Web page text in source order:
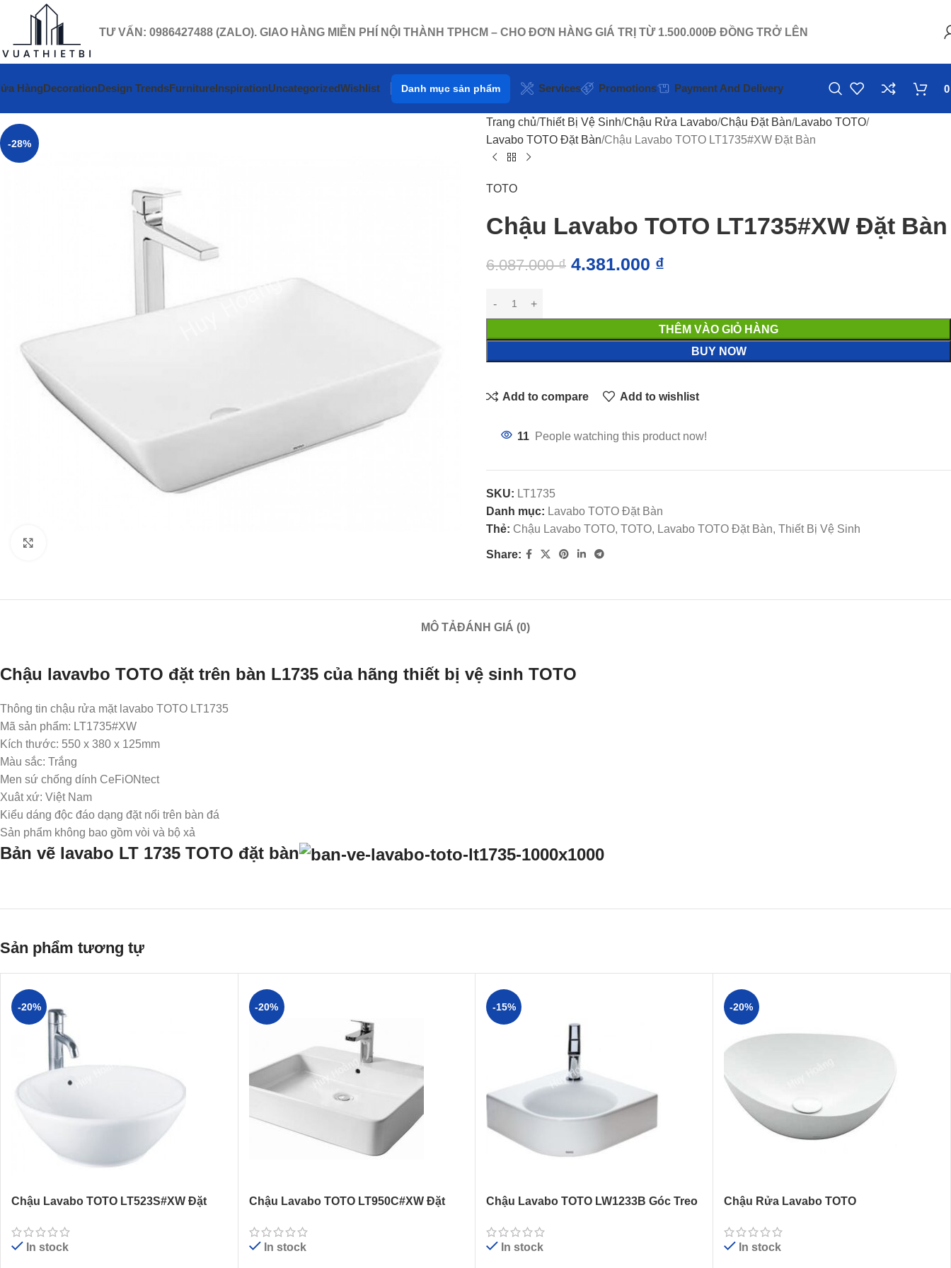
TƯ VẤN: 0986427488 (ZALO). GIAO HÀNG MIỄN PHÍ NỘI THÀNH TPHCM – CHO ĐƠN HÀNG GIÁ TRỊ TỪ 1.500.000Đ ĐỒNG TRỞ LÊN
HàngDecorationDesign TrendsFurnitureInspirationUncategorizedWishlist Danh mục sản phẩm Services Promotions Payment And Delivery
-28%
Trang chủ Thiết Bị Vệ Sinh Chậu Rửa Lavabo Chậu Đặt Bàn Lavabo TOTO
Lavabo TOTO Đặt Bàn Chậu Lavabo TOTO LT1735#XW Đặt Bàn
TOTO
Chậu Lavabo TOTO LT1735#XW Đặt Bàn
6.087.000₫ 4.381.000 ₫
THÊM VÀO GIỎ HÀNG
BUY NOW
Add to compare Add to wishlist
11 People watching this product now!
SKU: LT1735
Danh mục: Lavabo TOTO Đặt Bàn
Thẻ: Chậu Lavabo TOTO, TOTO, Lavabo TOTO Đặt Bàn, Thiết Bị Vệ Sinh
Share:
MÔ TẢĐÁNH GIÁ (0)
Chậu lavavbo TOTO đặt trên bàn L1735 của hãng thiết bị vệ sinh TOTO
Thông tin chậu rửa mặt lavabo TOTO LT1735
Mã sản phẩm: LT1735#XW
Kích thước: 550 x 380 x 125mm
Màu sắc: Trắng
Men sứ chống dính CeFiONtect
Xuât xứ: Việt Nam
Kiểu dáng độc đáo dạng đặt nổi trên bàn đá
Sản phẩm không bao gồm vòi và bộ xả
Bản vẽ lavabo LT 1735 TOTO đặt bàn
Sản phẩm tương tự
-20%
Chậu Lavabo TOTO LT523S#XW Đặt
In stock
-20%
Chậu Lavabo TOTO LT950C#XW Đặt
In stock
-15%
Chậu Lavabo TOTO LW1233B Góc Treo
In stock
-20%
Chậu Rửa Lavabo TOTO
In stock